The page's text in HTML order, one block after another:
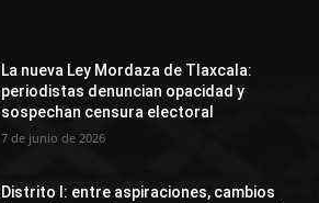
La nueva Ley Mordaza de Tlaxcala:
periodistas denuncian opacidad y
sospechan censura electoral
7 de junio de 2026
Distrito I: entre aspiraciones, cambios